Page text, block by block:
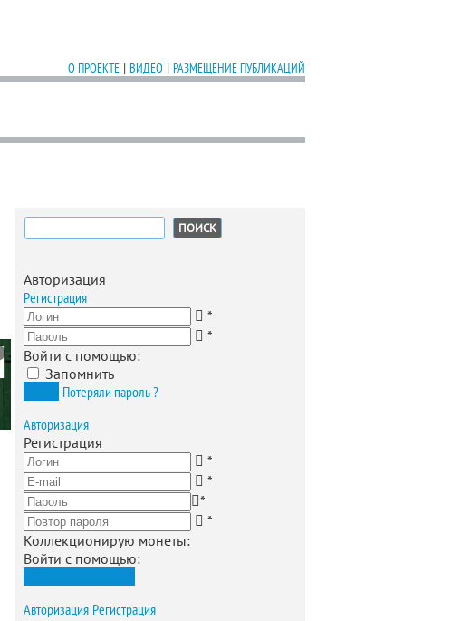
О ПРОЕКТЕ | ВИДЕО | РАЗМЕЩЕНИЕ ПУБЛИКАЦИЙ
Найти:
Авторизация
Регистрация
*
*
Войти с помощью:
Запомнить
Потеряли пароль ?
Авторизация
Регистрация
*
*
*
*
Коллекционирую монеты:
Войти с помощью:
Авторизация Регистрация